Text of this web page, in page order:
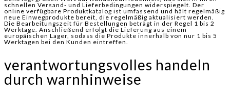
schnellen Versand- und Lieferbedingungen widerspiegelt. Der
online verfügbare Produktkatalog ist umfassend und hält regelmäßig
neue Einwegprodukte bereit, die regelmäßig aktualisiert werden.
Die Bearbeitungszeit für Bestellungen beträgt in der Regel 1 bis 2
Werktage. Anschließend erfolgt die Lieferung aus einem
europäischen Lager, sodass die Produkte innerhalb von nur 1 bis 5
Werktagen bei den Kunden eintreffen.
verantwortungsvolles handeln
durch warnhinweise